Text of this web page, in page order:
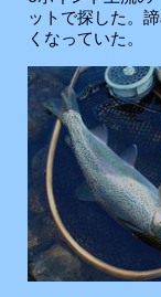
ットで探した。
くなっていた。